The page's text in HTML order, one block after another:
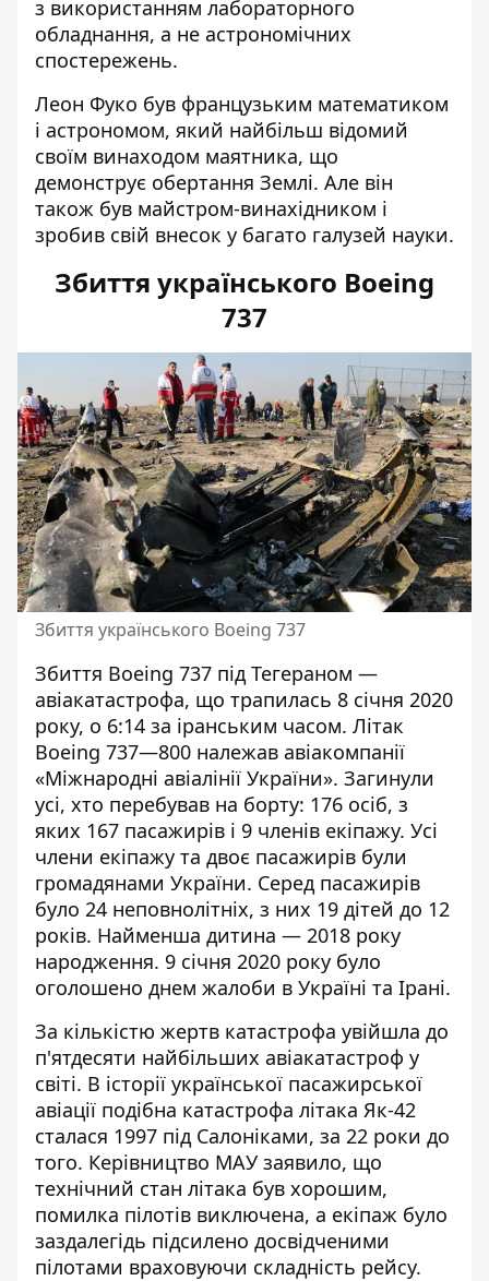
з використанням лабораторного
обладнання, а не астрономічних
спостережень.
Леон Фуко був французьким математиком
і астрономом, який найбільш відомий
своїм винаходом маятника, що
демонструє обертання Землі. Але він
також був майстром-винахідником і
зробив свій внесок у багато галузей науки.
Збиття українського Boeing
737
Збиття українського Boeing 737
Збиття Boeing 737 під Тегераном —
авіакатастрофа, що трапилась 8 січня 2020
року, о 6:14 за іранським часом. Літак
Boeing 737—800 належав авіакомпанії
«Міжнародні авіалінії України». Загинули
усі, хто перебував на борту: 176 осіб, з
яких 167 пасажирів і 9 членів екіпажу. Усі
члени екіпажу та двоє пасажирів були
громадянами України. Серед пасажирів
було 24 неповнолітніх, з них 19 дітей до 12
років. Найменша дитина — 2018 року
народження. 9 січня 2020 року було
оголошено днем жалоби в Україні та Ірані.
За кількістю жертв катастрофа увійшла до
п'ятдесяти найбільших авіакатастроф у
світі. В історії української пасажирської
авіації подібна катастрофа літака Як-42
сталася 1997 під Салоніками, за 22 роки до
того. Керівництво МАУ заявило, що
технічний стан літака був хорошим,
помилка пілотів виключена, а екіпаж було
заздалегідь підсилено досвідченими
пілотами враховуючи складність рейсу.